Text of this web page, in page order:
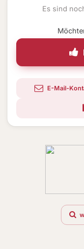
Es sind
E-Mail-